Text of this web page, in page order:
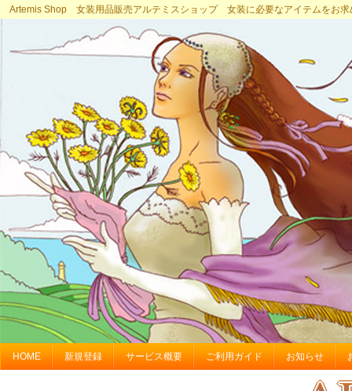
Artemis Shop 女装用品販売アルテミスショップ 女装に必要なアイテムをお求
HOME 新規登録 サービス概要 ご利用ガイド お知らせ